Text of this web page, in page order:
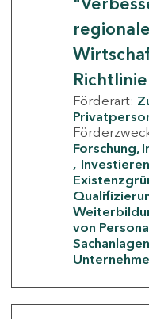
Förderart:
Forschung,
von